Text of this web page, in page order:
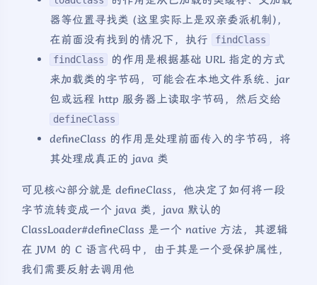
器等位置寻找类 (这里实际上是双亲委派机制)，
在前面没有找到的情况下，执行
findClass
findClass
的作用是根据基础 URL 指定的方式
来加载类的字节码，可能会在本地文件系统、jar
包或远程 http 服务器上读取字节码，然后交给
defineClass
defineClass 的作用是处理前面传入的字节码，将
其处理成真正的 java 类
可见核心部分就是 defineClass，他决定了如何将一段
字节流转变成一个 java 类，java 默认的
ClassLoader#defineClass 是一个 native 方法，其逻辑
在 JVM 的 C 语言代码中，由于其是一个受保护属性，
我们需要反射去调用他